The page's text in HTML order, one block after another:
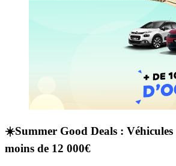
☀️Summer Good Deals : Véhicules
moins de 12 000€